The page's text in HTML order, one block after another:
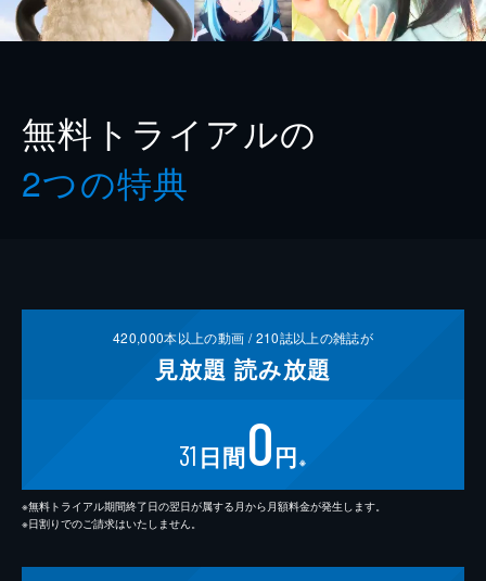
無料トライアルの
2つの特典
420,000本以上の動画 /210誌以上の雑誌が
見放題 読み放題
31 日間0円 ※
※無料トライアル期間終了日の翌日が属する月から月額料金が発生します。
※日割りでのご請求はいたしません。